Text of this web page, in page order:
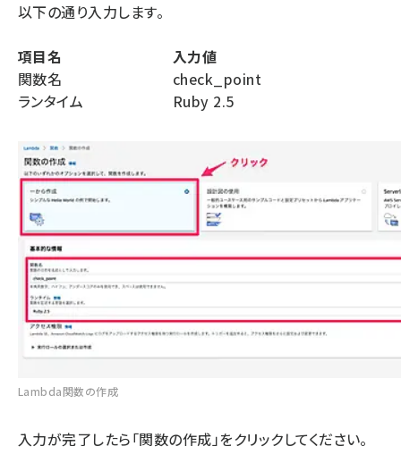
以下の通り入力します。
項目名
入力値
関数名
check_point
ランタイム
Ruby 2.5
Lambda関数の作成
入力が完了したら「関数の作成」をクリックしてください。